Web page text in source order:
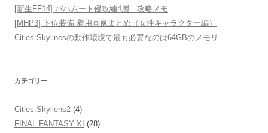
[新生FF14] バハムート侵攻編4層 攻略メモ
[MHP3] 下位装備 着用画像まとめ（女性キャラクター編）
Cities:Skylinesの動作環境で最も必要なのは64GBのメモリ
カテゴリー
Cities:Skyliens2 (4)
FINAL FANTASY XI (28)